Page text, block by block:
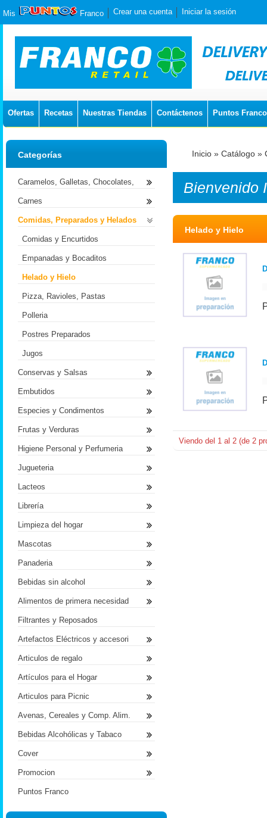
Mis Franco Crear una cuenta Iniciar la sesión
Ofertas Recetas Nuestras Tiendas Contáctenos Puntos Franco
Inicio » Catálogo »
Bienvenido
Helado y Hielo
Viendo del 1 al 2 (de 2
Categorías
Caramelos, Galletas, Chocolates,
Carnes
Comidas, Preparados y Helados
Comidas y Encurtidos
Empanadas y Bocaditos
Helado y Hielo
Pizza, Ravioles, Pastas
Polleria
Postres Preparados
Jugos
Conservas y Salsas
Embutidos
Especies y Condimentos
Frutas y Verduras
Higiene Personal y Perfumeria
Jugueteria
Lacteos
Librería
Limpieza del hogar
Mascotas
Panaderia
Bebidas sin alcohol
Alimentos de primera necesidad
Filtrantes y Reposados
Artefactos Eléctricos y accesori
Articulos de regalo
Artículos para el Hogar
Articulos para Picnic
Avenas, Cereales y Comp. Alim.
Bebidas Alcohólicas y Tabaco
Cover
Promocion
Puntos Franco